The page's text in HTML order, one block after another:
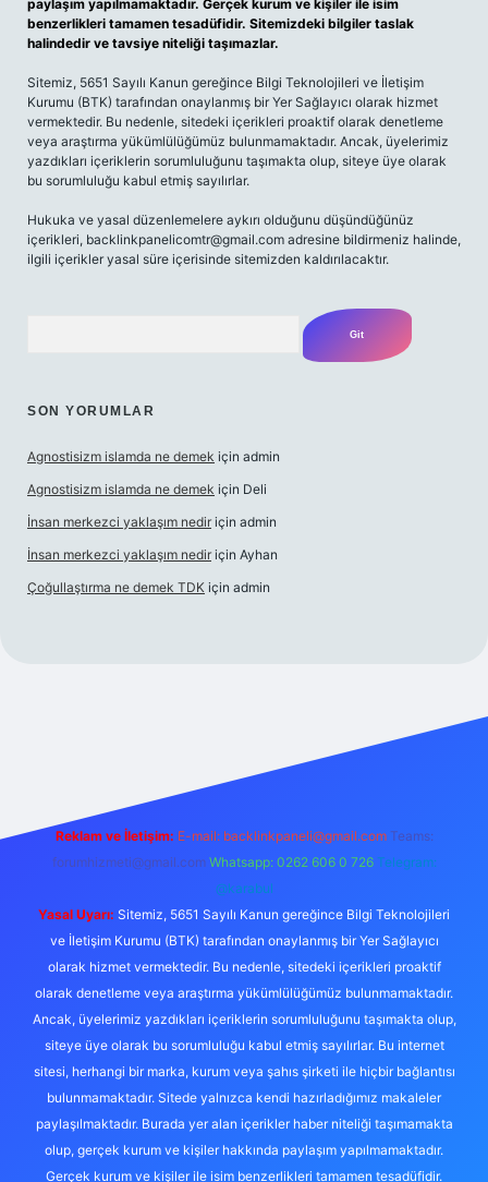
paylaşım yapılmamaktadır. Gerçek kurum ve kişiler ile isim
benzerlikleri tamamen tesadüfidir. Sitemizdeki bilgiler taslak
halindedir ve tavsiye niteliği taşımazlar.
Sitemiz, 5651 Sayılı Kanun gereğince Bilgi Teknolojileri ve İletişim
Kurumu (BTK) tarafından onaylanmış bir Yer Sağlayıcı olarak hizmet
vermektedir. Bu nedenle, sitedeki içerikleri proaktif olarak denetleme
veya araştırma yükümlülüğümüz bulunmamaktadır. Ancak, üyelerimiz
yazdıkları içeriklerin sorumluluğunu taşımakta olup, siteye üye olarak
bu sorumluluğu kabul etmiş sayılırlar.
Hukuka ve yasal düzenlemelere aykırı olduğunu düşündüğünüz
içerikleri, backlinkpanelicomtr@gmail.com adresine bildirmeniz halinde,
ilgili içerikler yasal süre içerisinde sitemizden kaldırılacaktır.
SON YORUMLAR
Agnostisizm islamda ne demek için admin
Agnostisizm islamda ne demek için Deli
İnsan merkezci yaklaşım nedir için admin
İnsan merkezci yaklaşım nedir için Ayhan
Çoğullaştırma ne demek TDK için admin
Reklam ve İletişim: E-mail: backlinkpaneli@gmail.com Teams:
forumhizmeti@gmail.com Whatsapp: 0262 606 0 726 Telegram:
@karabul
Yasal Uyarı: Sitemiz, 5651 Sayılı Kanun gereğince Bilgi Teknolojileri
ve İletişim Kurumu (BTK) tarafından onaylanmış bir Yer Sağlayıcı
olarak hizmet vermektedir. Bu nedenle, sitedeki içerikleri proaktif
olarak denetleme veya araştırma yükümlülüğümüz bulunmamaktadır.
Ancak, üyelerimiz yazdıkları içeriklerin sorumluluğunu taşımakta olup,
siteye üye olarak bu sorumluluğu kabul etmiş sayılırlar. Bu internet
sitesi, herhangi bir marka, kurum veya şahıs şirketi ile hiçbir bağlantısı
bulunmamaktadır. Sitede yalnızca kendi hazırladığımız makaleler
paylaşılmaktadır. Burada yer alan içerikler haber niteliği taşımamakta
olup, gerçek kurum ve kişiler hakkında paylaşım yapılmamaktadır.
Gerçek kurum ve kişiler ile isim benzerlikleri tamamen tesadüfidir.